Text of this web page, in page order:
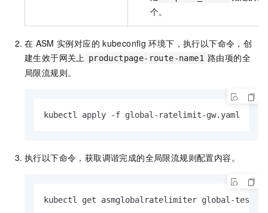
个。
在 ASM 实例对应的 kubeconfig 环境下，执行以下命令，创
建生效于网关上 productpage-route-name1 路由项的全
局限流规则。
kubectl apply -f global-ratelimit-gw.yaml
执行以下命令，获取调谐完成的全局限流规则配置内容。
kubectl get asmglobalratelimiter global-test -